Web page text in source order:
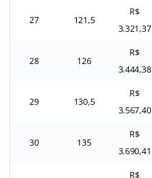
27 121,5
R$
3.321,37
28 126
R$
3.444,38
29 130,5
R$
3.567,40
30 135
R$
3.690,41
R$